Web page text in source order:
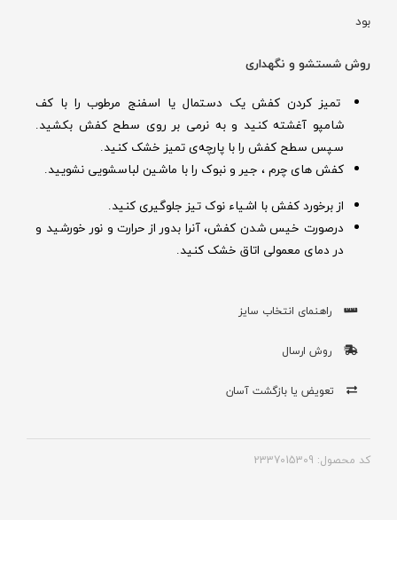
بود
روش شستشو و نگهداری
تمیز کردن کفش یک دستمال یا اسفنج مرطوب را با کف
شامپو آغشته کنید و به نرمی بر روی سطح کفش بکشید.
سپس سطح کفش را با پارچه‌ی تمیز خشک کنید.
کفش های چرم ، جیر و نبوک را با ماشین لباسشویی نشویید.
از برخورد کفش با اشیاء نوک تیز جلوگیری کنید.
درصورت خیس شدن کفش‌، آنرا بدور از حرارت و نور خورشید و
در دمای معمولی اتاق خشک کنید.
راهنمای انتخاب سایز
روش ارسال
تعویض یا بازگشت آسان
کد محصول: 2337015309